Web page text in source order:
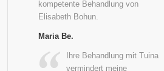
kompetente Behandlung von
Elisabeth Bohun.
Maria Be.
Ihre Behandlung mit Tuina
vermindert meine